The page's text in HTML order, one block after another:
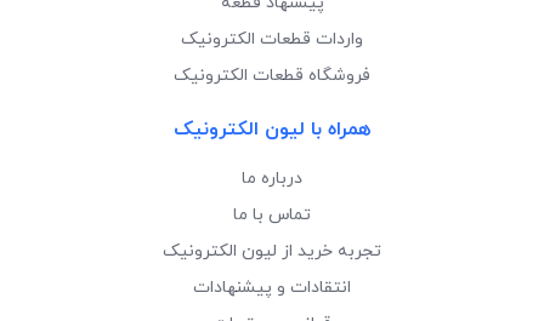
واردات قطعات الکترونیک
فروشگاه قطعات الکترونیک
همراه با لیون الکترونیک
درباره ما
تماس با ما
تجربه خرید از لیون الکترونیک
انتقادات و پیشنهادات